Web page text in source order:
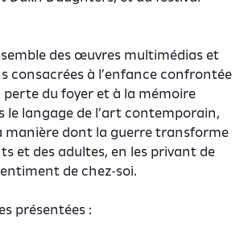
des œuvres multimédias et
consacrées à l’enfance confrontée
perte du foyer et à la mémoire
le langage de l’art contemporain,
manière dont la guerre transforme
et des adultes, en les privant de
de chez-soi.
présentées :